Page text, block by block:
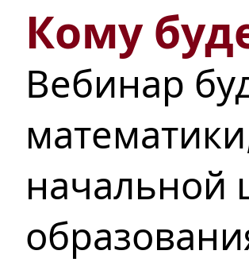
Кому
Вебинар
начальной